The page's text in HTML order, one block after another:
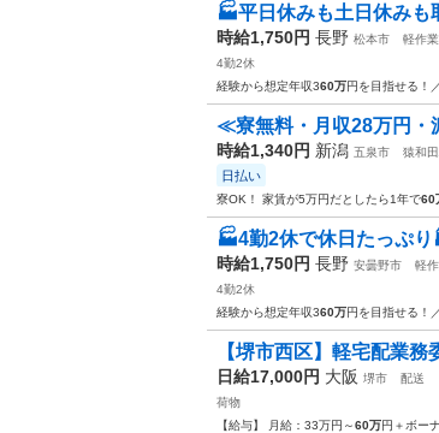
🏭平日休みも土日休み
時給1,750円 長野 松本市
軽作業
4勤2休
経験から想定年収360万円を目指せる！
≪寮無料・月収28万円・
時給1,340円 新潟 五泉市 猿和
日払い
寮OK！ 家賃が5万円だとしたら1年で60
🏭4勤2休で休日たっぷ
時給1,750円 長野 安曇野市
軽
4勤2休
経験から想定年収360万円を目指せる！
【堺市西区】軽宅配業
日給17,000円 大阪 堺市
配送
荷物
【給与】 月給：33万円～60万円＋ボー